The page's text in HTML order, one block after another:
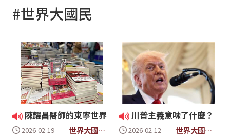
#世界大國民
陳耀昌醫師的東寧世界
2026-02-19
世界大國民4
川普主義意味了什麼？
2026-02-12
世界大國民4